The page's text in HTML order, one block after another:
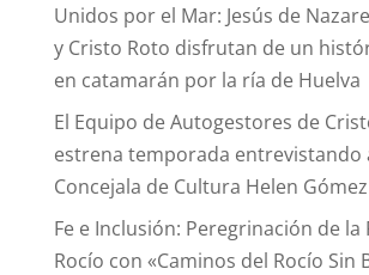
Unidos por el Mar: Jesús de
y Cristo Roto disfrutan de un
en catamarán por la ría de Huelva
El Equipo de Autogestores de
estrena temporada entrevistando
Concejala de Cultura Helen
Fe e Inclusión: Peregrinación de la
Rocío con «Caminos del Rocío Sin